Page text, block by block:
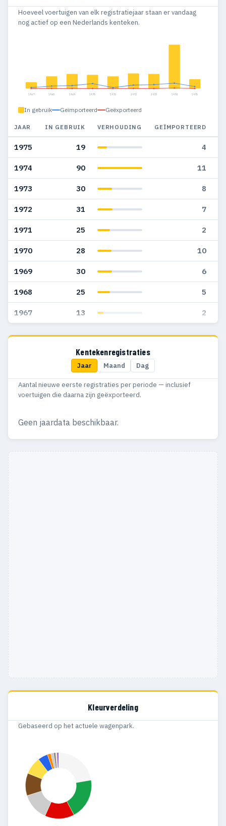
Hoeveel voertuigen van elk registratiejaar staan er vandaag
nog actief op een Nederlands kenteken.
1967 1968 1969 1970 1971 1972 1973 1974 1975
In gebruik Geïmporteerd Geëxporteerd
JAAR IN GEBRUIK VERHOUDING GEÏMPORTEERD
1975 19 4
1974 90 11
1973 30 8
1972 31 7
1971 25 2
1970 28 10
1969 30 6
1968 25 5
1967 13 2
Kentekenregistraties
Jaar Maand Dag
Aantal nieuwe eerste registraties per periode — inclusief
voertuigen die daarna zijn geëxporteerd.
Geen jaardata beschikbaar.
Kleurverdeling
Gebaseerd op het actuele wagenpark.